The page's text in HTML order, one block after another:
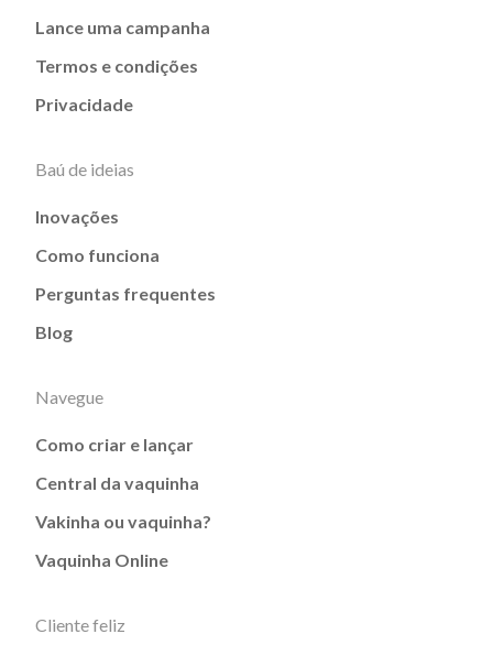
Lance uma campanha
Termos e condições
Privacidade
Baú de ideias
Inovações
Como funciona
Perguntas frequentes
Blog
Navegue
Como criar e lançar
Central da vaquinha
Vakinha ou vaquinha?
Vaquinha Online
Cliente feliz